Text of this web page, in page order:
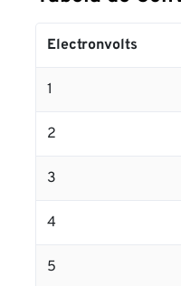
Electronvolts
1
2
3
4
5